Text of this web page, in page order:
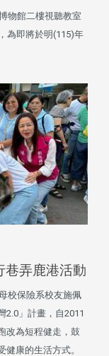
物館二樓視聽教室
為即將於明(115)年
巷弄鹿港活動
校保險系校友施佩
2.0」計畫，自2011
改為短程健走，鼓
康的生活方式。